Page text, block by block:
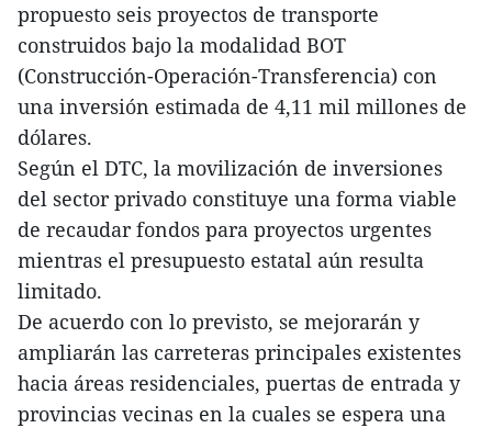
propuesto seis proyectos de transporte
construidos bajo la modalidad BOT
(Construcción-Operación-Transferencia) con
una inversión estimada de 4,11 mil millones de
dólares.
Según el DTC, la movilización de inversiones
del sector privado constituye una forma viable
de recaudar fondos para proyectos urgentes
mientras el presupuesto estatal aún resulta
limitado.
De acuerdo con lo previsto, se mejorarán y
ampliarán las carreteras principales existentes
hacia áreas residenciales, puertas de entrada y
provincias vecinas en la cuales se espera una